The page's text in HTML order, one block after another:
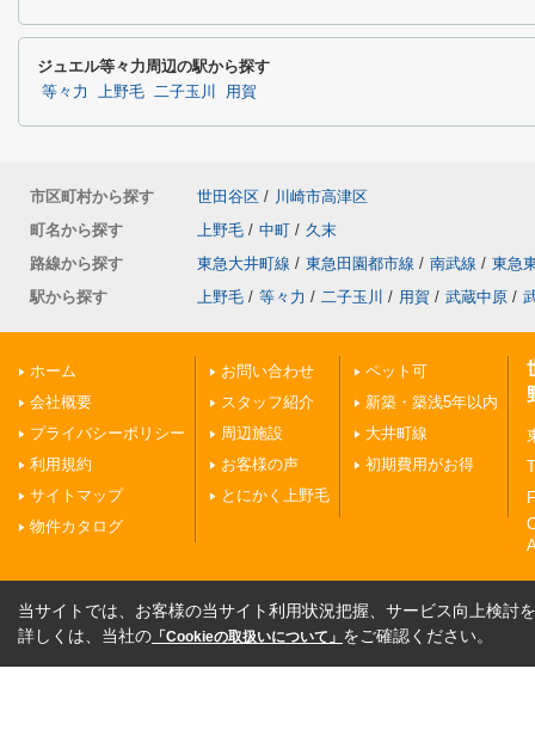
ジュエル等々力周辺の駅から探す
等々力 上野毛 二子玉川 用賀
市区町村から探す 世田谷区 / 川崎市高津区
町名から探す
上野毛 / 中町 / 久末
路線から探す
東急大井町線 / 東急田園都市線 / 南武線 / 東急
駅から探す
上野毛 / 等々力 / 二子玉川 / 用賀 / 武蔵中原 /
ホーム
会社概要
プライバシーポリシー
利用規約
サイトマップ
物件カタログ
お問い合わせ
スタッフ紹介
周辺施設
お客様の声
とにかく上野毛
ペット可
新築・築浅5年以内
大井町線
初期費用がお得
当サイトでは、お客様の当サイト利用状況把握、サービス向上検討
詳しくは、当社の 「Cookieの取扱いについて」 をご確認ください。